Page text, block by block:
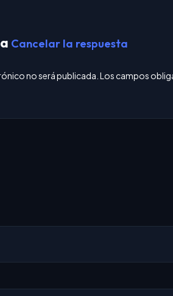
Cancelar la respuesta
no será publicada. Los campos